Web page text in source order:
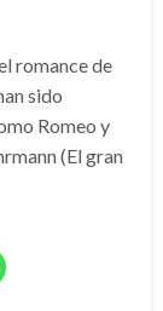
romance de
sido
Romeo y
(El gran